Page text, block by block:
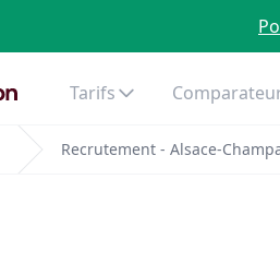
Tarifs
Recrutement - Alsace-